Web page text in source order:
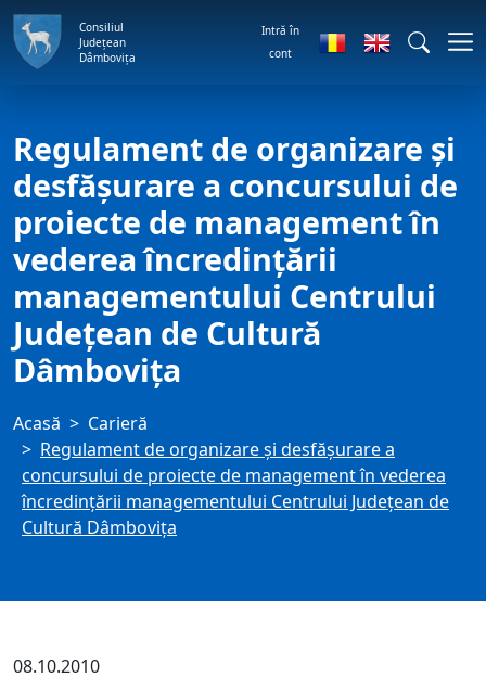
Consiliul
Județean
Dâmbovița
Intră în
cont
Regulament de organizare şi
desfăşurare a concursului de
proiecte de management în
vederea încredinţării
managementului Centrului
Judeţean de Cultură
Dâmboviţa
Acasă
Carieră
Regulament de organizare şi desfăşurare a
concursului de proiecte de management în vederea
încredinţării managementului Centrului Judeţean de
Cultură Dâmboviţa
08.10.2010